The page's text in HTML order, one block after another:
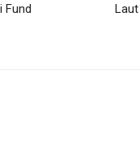
Fund